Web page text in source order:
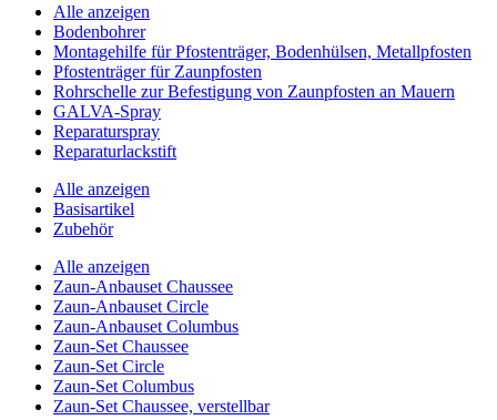
Alle anzeigen
Bodenbohrer
Montagehilfe für Pfostenträger, Bodenhülsen, Metallpfosten
Pfostenträger für Zaunpfosten
Rohrschelle zur Befestigung von Zaunpfosten an Mauern
GALVA-Spray
Reparaturspray
Reparaturlackstift
Alle anzeigen
Basisartikel
Zubehör
Alle anzeigen
Zaun-Anbauset Chaussee
Zaun-Anbauset Circle
Zaun-Anbauset Columbus
Zaun-Set Chaussee
Zaun-Set Circle
Zaun-Set Columbus
Zaun-Set Chaussee, verstellbar